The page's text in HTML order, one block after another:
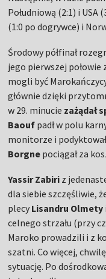
Południową (2:1) i USA
(1:0 po dogrywce) i
Środowy półfinał
jego pierwszej
mogli być
głównie dzięki
w 29. minucie zażądał
Baouf padł w polu
monitorze i
Borgne pociągał za
Yassir Zabiri z
dla siebie szczęśliwie,
plecy Lisandru Olmety
celnego strzału (przy
Maroko prowadzili i z
szatni. Co więcej,
sytuację. Po